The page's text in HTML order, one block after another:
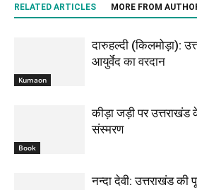
RELATED ARTICLES MORE FROM
Kumaon
दारुहल्दी (किलमोड़ा):
आयुर्वेद का वरदान
Book
कीड़ा जड़ी पर उत्तराखंड
संस्मरण
नन्दा देवी: उत्तराखंड की